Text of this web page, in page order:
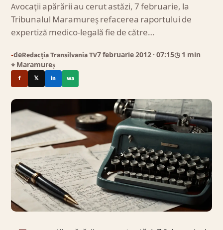
Avocaţii apărării au cerut astăzi, 7 februarie, la
Tribunalul Maramureş refacerea raportului de
expertiză medico-legală fie de către…
●deRedacția Transilvania TV7 februarie 2012 · 07:15◷ 1 min
⌖ Maramureș
f 𝕏 in wa